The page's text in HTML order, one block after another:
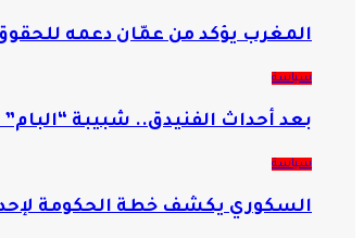
المغرب يؤكد من عمّان دعمه
سياسة
بعد أحداث الفنيدق.. شبيبة
سياسة
السكوري يكشف خطة الحكومة